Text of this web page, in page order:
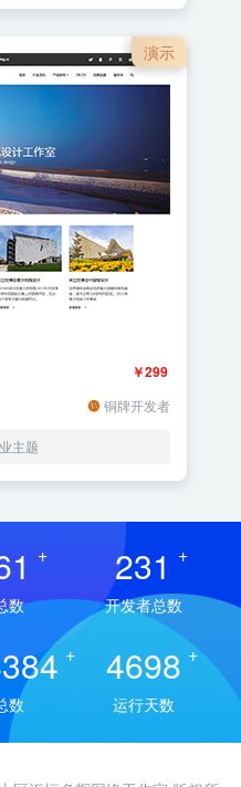
演示
￥299
铜牌开发者
主题
+
数
231 +
开发者总数
+
数
4698 +
运行天数